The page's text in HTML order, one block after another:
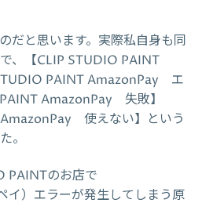
だと思います。実際私自身も同
、【CLIP STUDIO PAINT
PAINT AmazonPay エ
AmazonPay 失敗】
AmazonPay 使えない】という
。
PAINTのお店で
イ）エラーが発生してしまう原